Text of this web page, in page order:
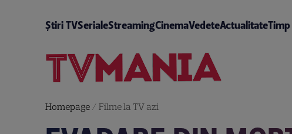
Știri TVSerialeStreamingCinemaVedeteActualitate
Homepage/ Filme la TV azi